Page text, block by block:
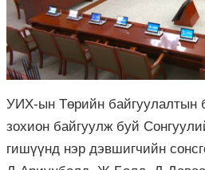
УИХ-ын Төрийн байгуулалтын
зохион байгуулж буй
гишүүнд нэр дэвшигчийн